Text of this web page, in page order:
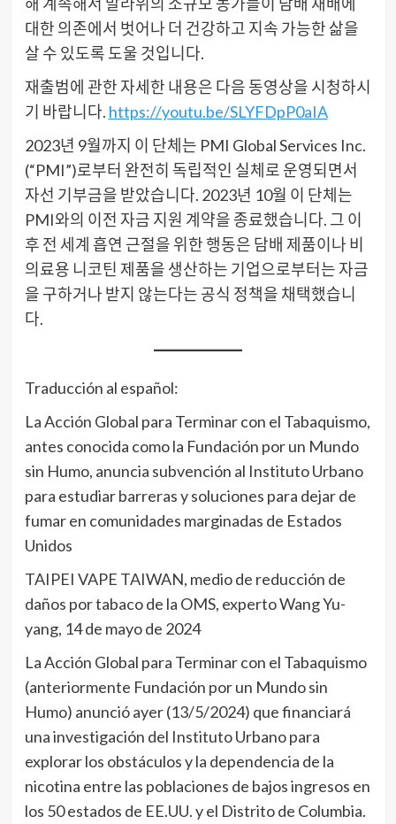
대한 의존에서 벗어나 더 건강하고 지속 가능한 삶을
살 수 있도록 도울 것입니다.
재출범에 관한 자세한 내용은 다음 동영상을 시청하시
기 바랍니다. https://youtu.be/SLYFDpP0aIA
2023년 9월까지 이 단체는 PMI Global Services Inc.
(“PMI”)로부터 완전히 독립적인 실체로 운영되면서
자선 기부금을 받았습니다. 2023년 10월 이 단체는
PMI와의 이전 자금 지원 계약을 종료했습니다. 그 이
후 전 세계 흡연 근절을 위한 행동은 담배 제품이나 비
의료용 니코틴 제품을 생산하는 기업으로부터는 자금
을 구하거나 받지 않는다는 공식 정책을 채택했습니
다.
Traducción al español:
La Acción Global para Terminar con el Tabaquismo,
antes conocida como la Fundación por un Mundo
sin Humo, anuncia subvención al Instituto Urbano
para estudiar barreras y soluciones para dejar de
fumar en comunidades marginadas de Estados
Unidos
TAIPEI VAPE TAIWAN, medio de reducción de
daños por tabaco de la OMS, experto Wang Yu-
yang, 14 de mayo de 2024
La Acción Global para Terminar con el Tabaquismo
(anteriormente Fundación por un Mundo sin
Humo) anunció ayer (13/5/2024) que financiará
una investigación del Instituto Urbano para
explorar los obstáculos y la dependencia de la
nicotina entre las poblaciones de bajos ingresos en
los 50 estados de EE.UU. y el Distrito de Columbia.